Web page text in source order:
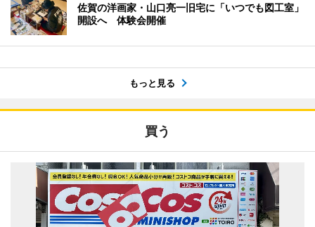
佐賀の洋画家・山口亮一旧宅に「いつでも図工室」
開設へ 体験会開催
もっと見る
買う